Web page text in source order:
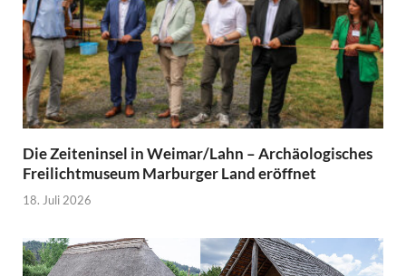
Die Zeiteninsel in Weimar/Lahn – Archäologisches
Freilichtmuseum Marburger Land eröffnet
18. Juli 2026